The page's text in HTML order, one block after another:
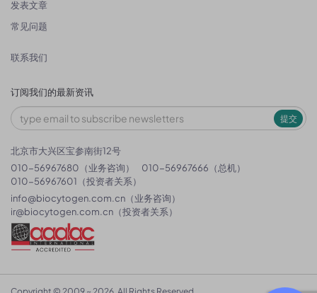
发表文章
常见问题
联系我们
订阅我们的最新资讯
提交
北京市大兴区宝参南街12号
010-56967680（业务咨询）
010-56967666（总机）
010-56967601（投资者关系）
info@biocytogen.com.cn （业务咨询）
ir@biocytogen.com.cn （投资者关系）